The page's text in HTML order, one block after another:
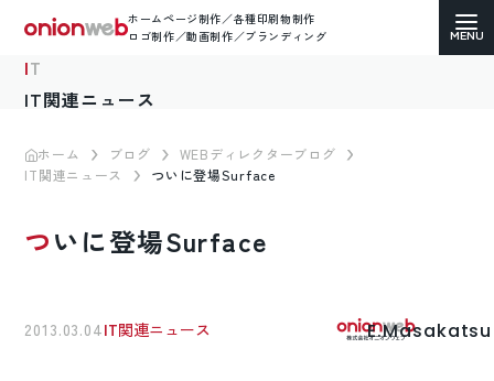
ホームページ制作／各種印刷物制作
ロゴ制作／動画制作／ブランディング
ホームページ制作
コーポレートサイト
IT
IT関連ニュース
ホーム ブログ
WEBディレクターブログ
IT関連ニュース
ついに登場Surface
ついに登場Surface
2013.03.04 IT関連ニュース E.Masakatsu